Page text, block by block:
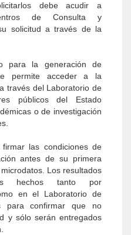
debe acudir a
de Consulta y
solicitud a través de la
para la generación de
permite acceder a la
través del Laboratorio de
públicos del Estado
o de investigación
las condiciones de
antes de su primera
Los resultados
hechos tanto por
en el Laboratorio de
para confirmar que no
y sólo serán entregados